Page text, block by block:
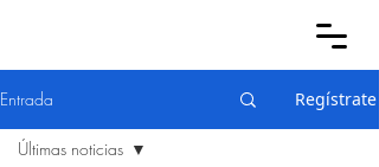
Entrada Regístrate
Últimas noticias